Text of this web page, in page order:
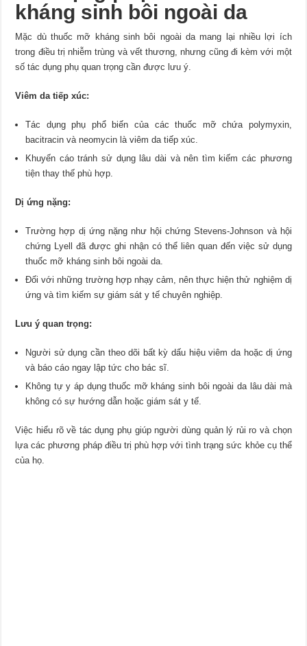
kháng sinh bôi ngoài da
Mặc dù thuốc mỡ kháng sinh bôi ngoài da mang lại nhiều lợi ích
trong điều trị nhiễm trùng và vết thương, nhưng cũng đi kèm với một
số tác dụng phụ quan trọng cần được lưu ý.
Viêm da tiếp xúc:
Tác dụng phụ phổ biến của các thuốc mỡ chứa polymyxin,
bacitracin và neomycin là viêm da tiếp xúc.
Khuyến cáo tránh sử dụng lâu dài và nên tìm kiếm các phương
tiện thay thế phù hợp.
Dị ứng nặng:
Trường hợp dị ứng nặng như hội chứng Stevens-Johnson và hội
chứng Lyell đã được ghi nhận có thể liên quan đến việc sử dụng
thuốc mỡ kháng sinh bôi ngoài da.
Đối với những trường hợp nhạy cảm, nên thực hiện thử nghiệm dị
ứng và tìm kiếm sự giám sát y tế chuyên nghiệp.
Lưu ý quan trọng:
Người sử dụng cần theo dõi bất kỳ dấu hiệu viêm da hoặc dị ứng
và báo cáo ngay lập tức cho bác sĩ.
Không tự y áp dụng thuốc mỡ kháng sinh bôi ngoài da lâu dài mà
không có sự hướng dẫn hoặc giám sát y tế.
Việc hiểu rõ về tác dụng phụ giúp người dùng quản lý rủi ro và chọn
lựa các phương pháp điều trị phù hợp với tình trạng sức khỏe cụ thể
của họ.